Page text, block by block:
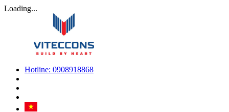
Loading...
Hotline: 0908918868